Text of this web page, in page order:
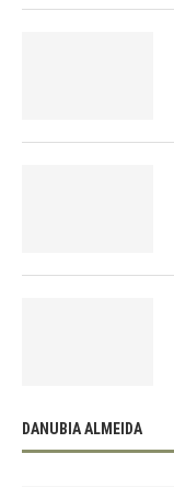
DANUBIA ALMEIDA